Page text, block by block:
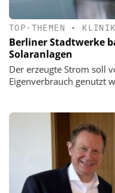
TOP-THEMEN •
Berliner Stadtwerke
Solaranlagen
Der erzeugte Strom soll
Eigenverbrauch genutzt